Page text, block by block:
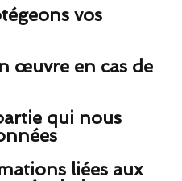
vos
œuvre en cas de
qui nous
liées aux